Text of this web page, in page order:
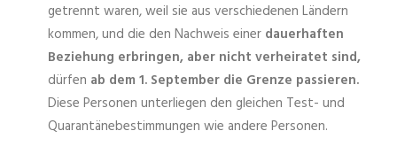
getrennt waren, weil sie aus verschiedenen Ländern
kommen, und die den Nachweis einer dauerhaften
Beziehung erbringen, aber nicht verheiratet sind,
dürfen ab dem 1. September die Grenze passieren.
Diese Personen unterliegen den gleichen Test- und
Quarantänebestimmungen wie andere Personen.